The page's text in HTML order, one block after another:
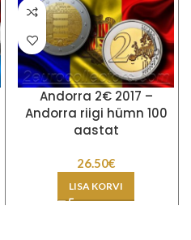
Andorra 2€ 2017 –
Andorra riigi hümn 100
aastat
26.50€
LISA KORVI